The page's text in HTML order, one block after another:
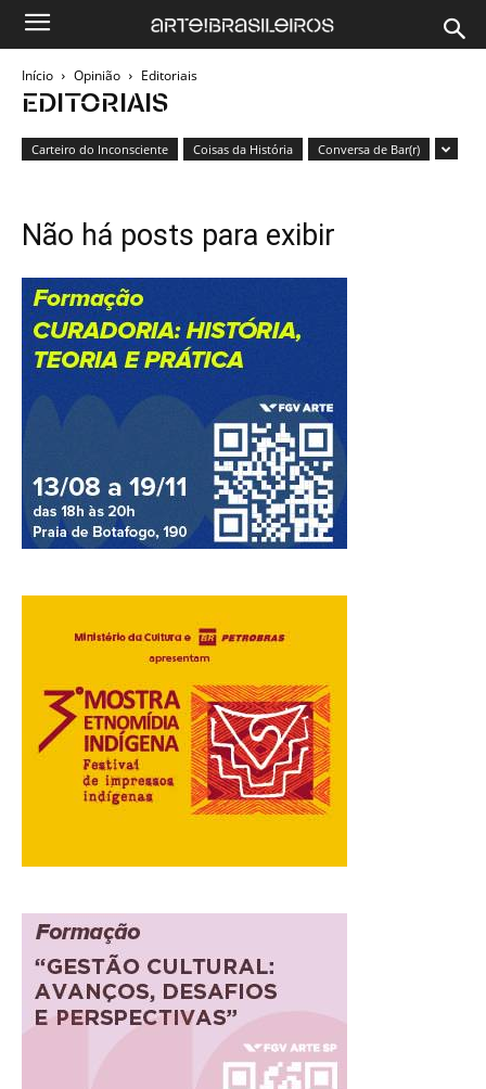
Início Opinião Editoriais
EDITORIAIS
Carteiro do Inconsciente Coisas da História Conversa de Bar(r)
Não há posts para exibir